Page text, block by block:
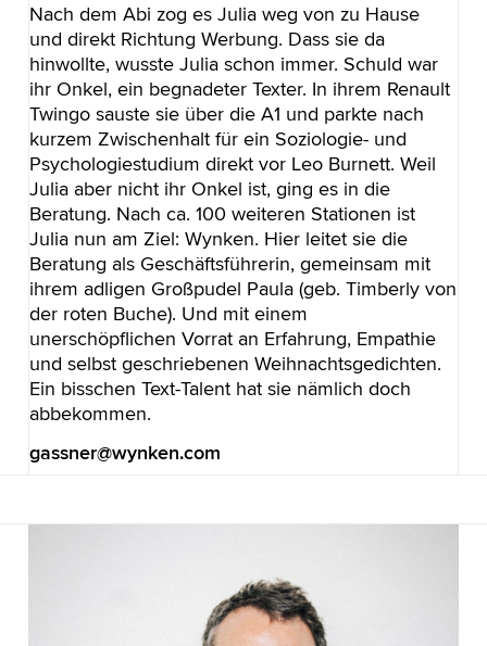
gassner@wynken.com
Nach dem Abi zog es Julia weg von zu Hause
und direkt Richtung Werbung. Dass sie da
hinwollte, wusste Julia schon immer. Schuld war
ihr Onkel, ein begnadeter Texter. In ihrem Renault
Twingo sauste sie über die A1 und parkte nach
kurzem Zwischenhalt für ein Soziologie- und
Psychologiestudium direkt vor Leo Burnett. Weil
Julia aber nicht ihr Onkel ist, ging es in die
Beratung. Nach ca. 100 weiteren Stationen ist
Julia nun am Ziel: Wynken. Hier leitet sie die
Beratung als Geschäftsführerin, gemeinsam mit
ihrem adligen Großpudel Paula (geb. Timberly von
der roten Buche). Und mit einem
unerschöpflichen Vorrat an Erfahrung, Empathie
und selbst geschriebenen Weihnachtsgedichten.
Ein bisschen Text-Talent hat sie nämlich doch
abbekommen.